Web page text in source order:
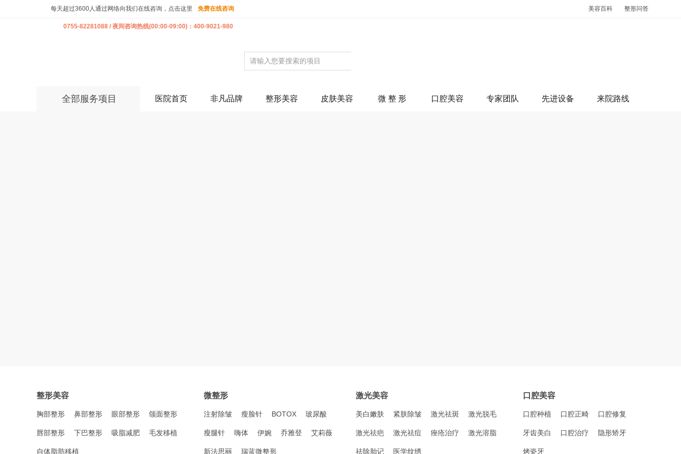
每天超过3600人通过网络向我们在线咨询，点击这里 免费在线咨询
0755-82281088 / 夜间咨询热线(00:00-09:00)：400-9021-980
美容百科 整形问答
全部服务项目 医院首页 非凡品牌 整形美容 皮肤美容 微 整 形 口腔美容 专家团队 先进设备 来院路线
整形美容
胸部整形 鼻部整形 眼部整形 颌面整形
唇部整形 下巴整形 吸脂减肥 毛发移植
自体脂肪移植
微整形
注射除皱 瘦脸针 BOTOX 玻尿酸
瘦腿针 嗨体 伊婉 乔雅登 艾莉薇
新法思丽 瑞蓝微整形
激光美容
美白嫩肤 紧肤除皱 激光祛斑 激光脱毛
激光祛疤 激光祛痘 痤疮治疗 激光溶脂
祛除胎记 医学纹绣
口腔美容
口腔种植 口腔正畸 口腔修复
牙齿美白 口腔治疗 隐形矫牙
烤瓷牙